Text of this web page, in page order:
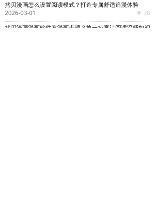
拷贝漫画怎么设置阅读模式？打造专属舒适追漫体验
넶 78
2026-03-01
拷贝漫画漫画软件看漫画卡顿？逐一排查让阅读流畅如初